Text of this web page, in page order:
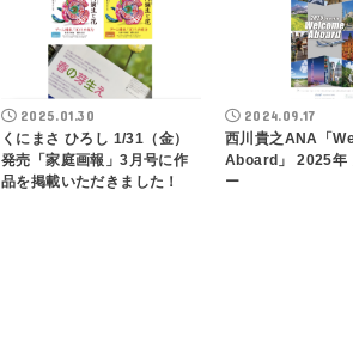
2025.01.30
くにまさ ひろし 1/31（金）
発売「家庭画報」3月号に作
品を掲載いただきました！
2024.09.17
西川貴之ANA「
Aboard」 2025年
ー